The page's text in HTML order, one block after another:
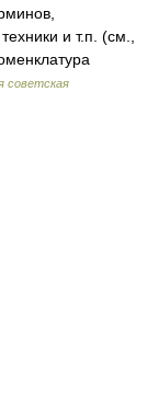
и т.п. (см.,
советская